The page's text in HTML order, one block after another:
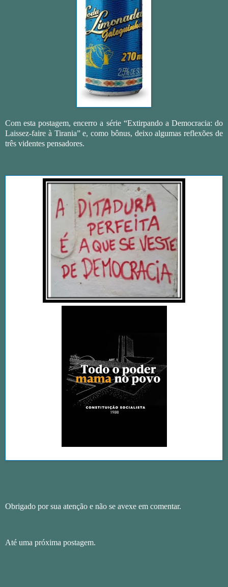
Com esta postagem, encerro a série “Extirpando a Democracia: do
Laissez-faire à Tirania” e, como bônus, deixo algumas reflexões de
três videntes pensadores.
Obrigado por sua atenção e não se avexe em comentar.
Até uma próxima postagem.